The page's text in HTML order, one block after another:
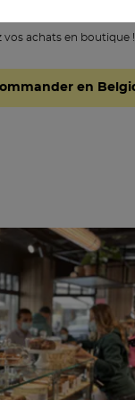
vos achats en boutique !
en